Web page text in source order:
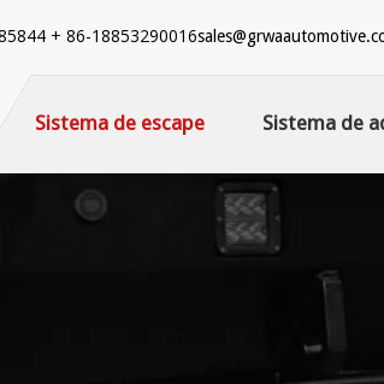
+ 86-18853290016
Sistema de escape Sistema de